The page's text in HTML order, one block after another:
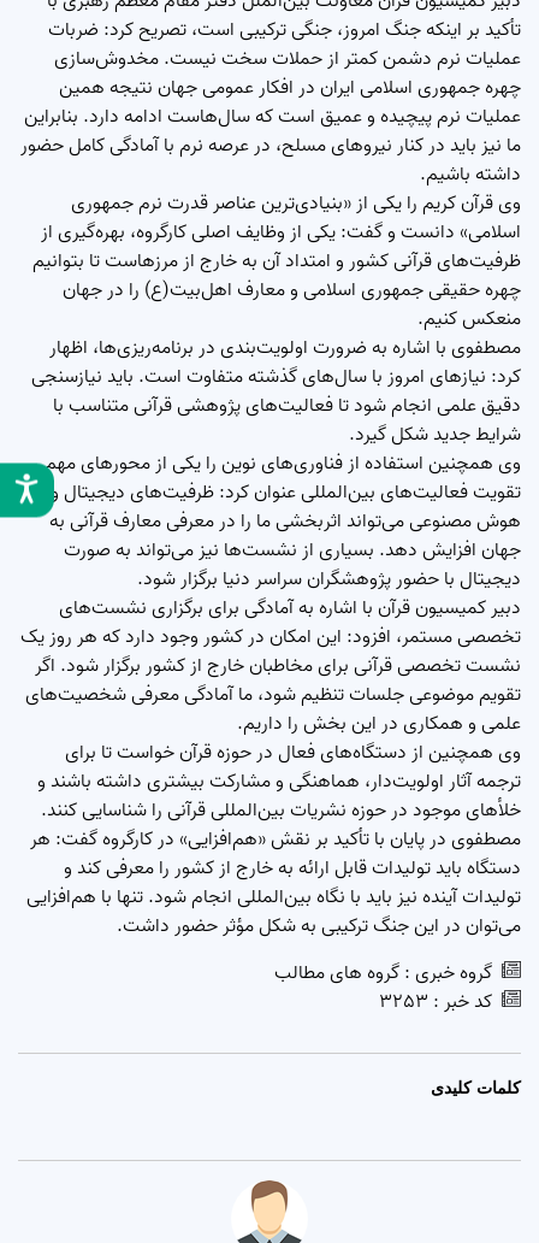
تأکید بر اینکه جنگ امروز، جنگی ترکیبی است، تصریح کرد: ضربات
عملیات نرم دشمن کمتر از حملات سخت نیست. مخدوش‌سازی
چهره جمهوری اسلامی ایران در افکار عمومی جهان نتیجه همین
عملیات نرم پیچیده و عمیق است که سال‌هاست ادامه دارد. بنابراین
ما نیز باید در کنار نیروهای مسلح، در عرصه نرم با آمادگی کامل حضور
داشته باشیم.
وی قرآن کریم را یکی از «بنیادی‌ترین عناصر قدرت نرم جمهوری
اسلامی» دانست و گفت: یکی از وظایف اصلی کارگروه، بهره‌گیری از
ظرفیت‌های قرآنی کشور و امتداد آن به خارج از مرزهاست تا بتوانیم
چهره حقیقی جمهوری اسلامی و معارف اهل‌بیت(ع) را در جهان
منعکس کنیم.
مصطفوی با اشاره به ضرورت اولویت‌بندی در برنامه‌ریزی‌ها، اظهار
کرد: نیازهای امروز با سال‌های گذشته متفاوت است. باید نیازسنجی
دقیق علمی انجام شود تا فعالیت‌های پژوهشی قرآنی متناسب با
شرایط جدید شکل گیرد.
وی همچنین استفاده از فناوری‌های نوین را یکی از محورهای مهم
تقویت فعالیت‌های بین‌المللی عنوان کرد: ظرفیت‌های دیجیتال و
هوش مصنوعی می‌تواند اثربخشی ما را در معرفی معارف قرآنی به
جهان افزایش دهد. بسیاری از نشست‌ها نیز می‌تواند به صورت
دیجیتال با حضور پژوهشگران سراسر دنیا برگزار شود.
دبیر کمیسیون قرآن با اشاره به آمادگی برای برگزاری نشست‌های
تخصصی مستمر، افزود: این امکان در کشور وجود دارد که هر روز یک
نشست تخصصی قرآنی برای مخاطبان خارج از کشور برگزار شود. اگر
تقویم موضوعی جلسات تنظیم شود، ما آمادگی معرفی شخصیت‌های
علمی و همکاری در این بخش را داریم.
وی همچنین از دستگاه‌های فعال در حوزه قرآن خواست تا برای
ترجمه آثار اولویت‌دار، هماهنگی و مشارکت بیشتری داشته باشند و
خلأهای موجود در حوزه نشریات بین‌المللی قرآنی را شناسایی کنند.
مصطفوی در پایان با تأکید بر نقش «هم‌افزایی» در کارگروه گفت: هر
دستگاه باید تولیدات قابل ارائه به خارج از کشور را معرفی کند و
تولیدات آینده نیز باید با نگاه بین‌المللی انجام شود. تنها با هم‌افزایی
می‌توان در این جنگ ترکیبی به شکل مؤثر حضور داشت.
گروه خبری :گروه های مطالب
کد خبر : 3253
کلمات کلیدی